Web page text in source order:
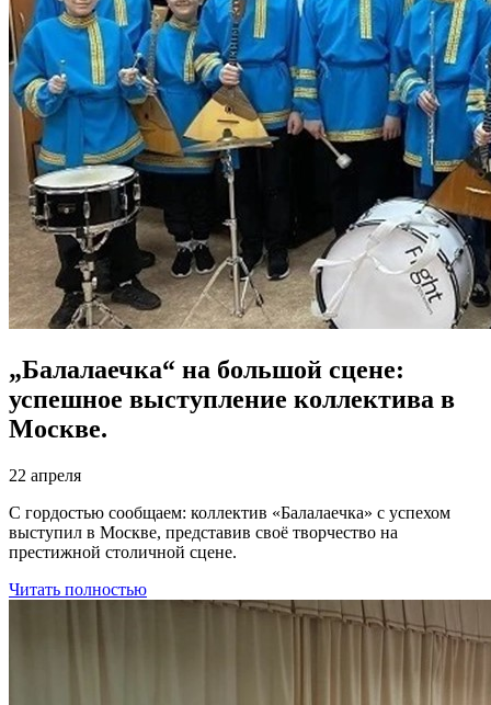
„Балалаечка“ на большой сцене:
успешное выступление коллектива в
Москве.
22 апреля
С гордостью сообщаем: коллектив «Балалаечка» с успехом
выступил в Москве, представив своё творчество на
престижной столичной сцене.
Читать полностью